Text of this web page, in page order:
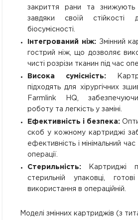
закриття рани та знижують
завдяки своїй стійкості
біосумісності.
Інтегрований ніж: Змінний
гострий ніж, що дозволяє
чисті розрізи тканин під час
Висока сумісність:
підходять для хірургічних
Farmlink HQ,
роботу та легкість у заміні.
Ефективність і безпека:
скоб у кожному картриджі
ефективність і мінімальний час
операції.
Стерильність: Картриджі
стерильній упаковці,
використання в операційній.
Моделі змінних картриджів (з